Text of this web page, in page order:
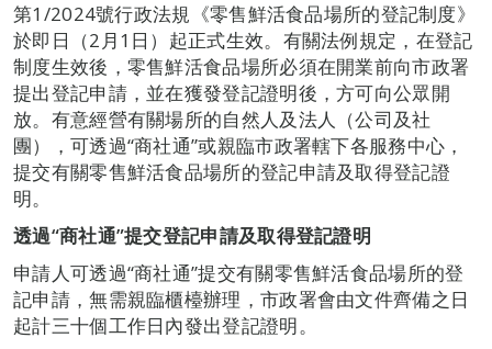
第1/2024號行政法規《零售鮮活食品場所的登記制度》
於即日（2月1日）起正式生效。有關法例規定，在登記
制度生效後，零售鮮活食品場所必須在開業前向市政署
提出登記申請，並在獲發登記證明後，方可向公眾開
放。有意經營有關場所的自然人及法人（公司及社
團），可透過“商社通”或親臨市政署轄下各服務中心，
提交有關零售鮮活食品場所的登記申請及取得登記證
明。
透過“商社通”提交登記申請及取得登記證明
申請人可透過“商社通”提交有關零售鮮活食品場所的登
記申請，無需親臨櫃檯辦理，市政署會由文件齊備之日
起計三十個工作日內發出登記證明。